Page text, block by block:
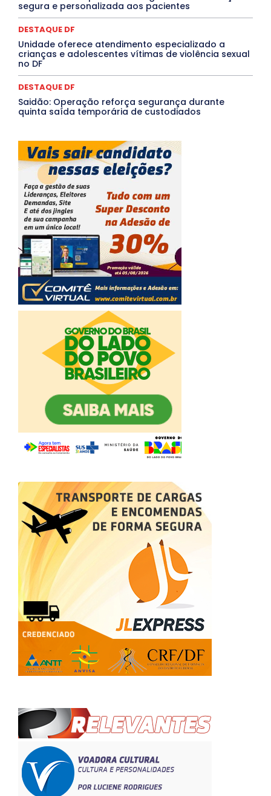
Mais
segura e personalizada aos pacientes
DESTAQUE DF
Unidade oferece atendimento especializado a
crianças e adolescentes vítimas de violência sexual
no DF
DESTAQUE DF
Saidão: Operação reforça segurança durante
quinta saída temporária de custodiados